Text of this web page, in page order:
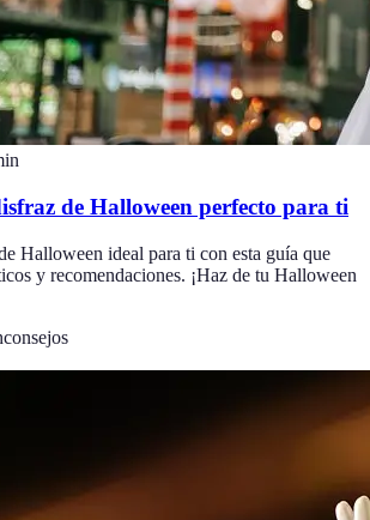
de Halloween perfecto para ti
Halloween ideal para ti con esta guía que
y recomendaciones. ¡Haz de tu Halloween
consejos